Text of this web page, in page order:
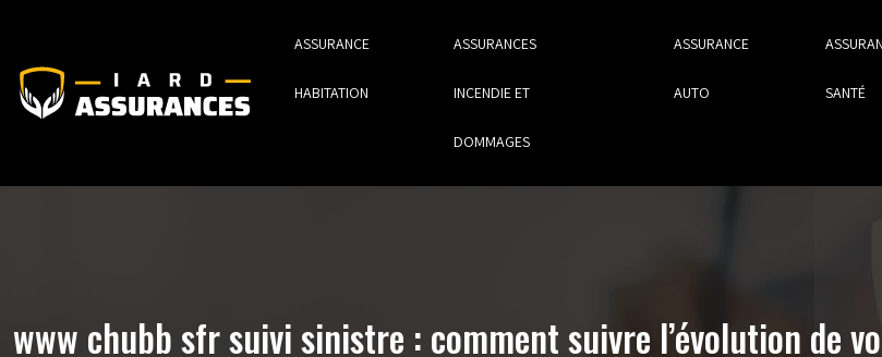
ASSURANCE
HABITATION
ASSURANCES
INCENDIE ET
DOMMAGES
ASSURANCE
AUTO SANTÉ
www chubb sfr suivi sinistre : comment suivre l’évolution de